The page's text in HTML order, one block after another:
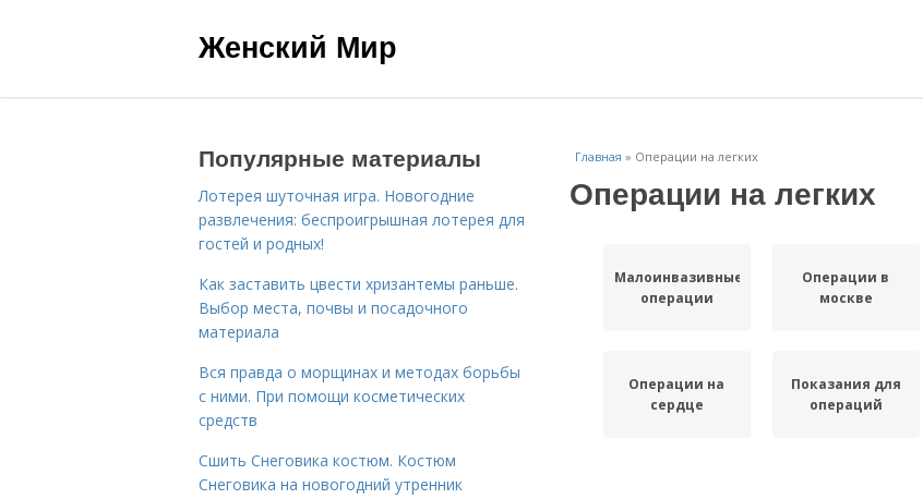
Женский Мир
Главная » Операции на легких
Операции на легких
Малоинвазивные
операции
Операции в
москве
Операции на
сердце
Показания для
операций
Популярные материалы
Лотерея шуточная игра. Новогодние
развлечения: беспроигрышная лотерея для
гостей и родных!
Как заставить цвести хризантемы раньше.
Выбор места, почвы и посадочного
материала
Вся правда о морщинах и методах борьбы
с ними. При помощи косметических
средств
Сшить Снеговика костюм. Костюм
Снеговика на новогодний утренник